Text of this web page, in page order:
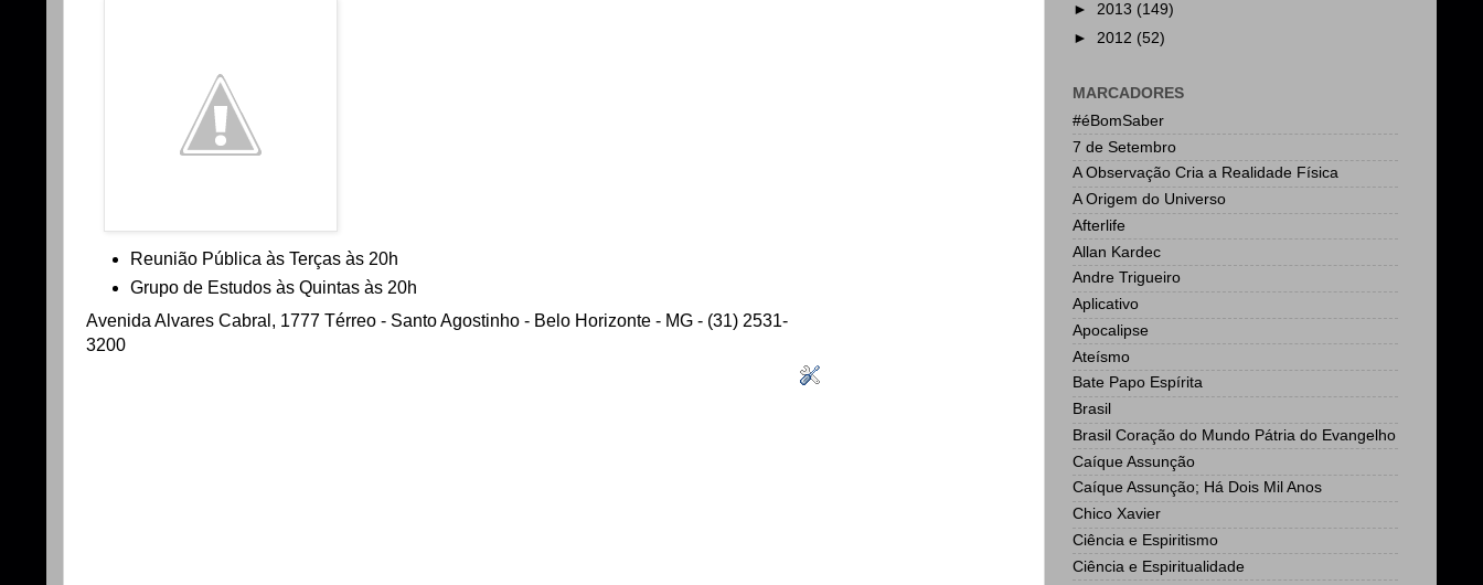
Reunião Pública às Terças às 20h
Grupo de Estudos às Quintas às 20h
Avenida Alvares Cabral, 1777 Térreo - Santo Agostinho - Belo Horizonte - MG - (31) 2531-
3200
► 2013 (149)
► 2012 (52)
MARCADORES
#éBomSaber
7 de Setembro
A Observação Cria a Realidade Física
A Origem do Universo
Afterlife
Allan Kardec
Andre Trigueiro
Aplicativo
Apocalipse
Ateísmo
Bate Papo Espírita
Brasil
Brasil Coração do Mundo Pátria do Evangelho
Caíque Assunção
Caíque Assunção; Há Dois Mil Anos
Chico Xavier
Ciência e Espiritismo
Ciência e Espiritualidade